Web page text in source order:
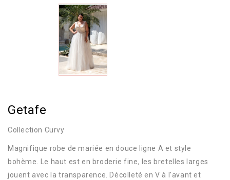
Getafe
Collection Curvy
Magnifique robe de mariée en douce ligne A et style
bohème. Le haut est en broderie fine, les bretelles larges
jouent avec la transparence. Décolleté en V à l'avant et